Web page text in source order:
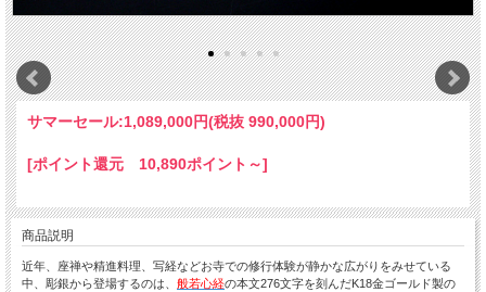
サマーセール:1,089,000円(税抜 990,000円)
[ポイント還元 10,890ポイント～]
商品説明
近年、座禅や精進料理、写経などお寺での修行体験が静かな広がりをみせている
中、彫銀から登場するのは、 般若心経の本文276文字を刻んだK18金ゴールド製の